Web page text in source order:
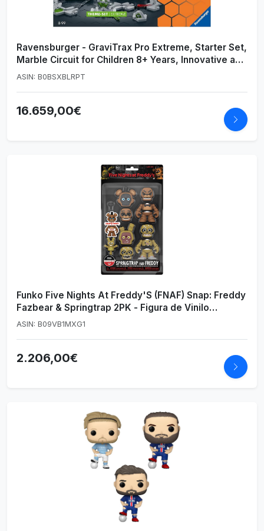
Ravensburger - GraviTrax Pro Extreme, Starter Set,
Marble Circuit for Children 8+ Years, Innovative and
Educational STEM Game, Compatible with all
ASIN: B0BSXBLRPT
16.659,00€
Funko Five Nights At Freddy'S (FNAF) Snap: Freddy
Fazbear & Springtrap 2PK - Figura de Vinilo
Coleccionable - Idea de Regalo- Mercancia Oficial -
ASIN: B09VB1MXG1
2.206,00€